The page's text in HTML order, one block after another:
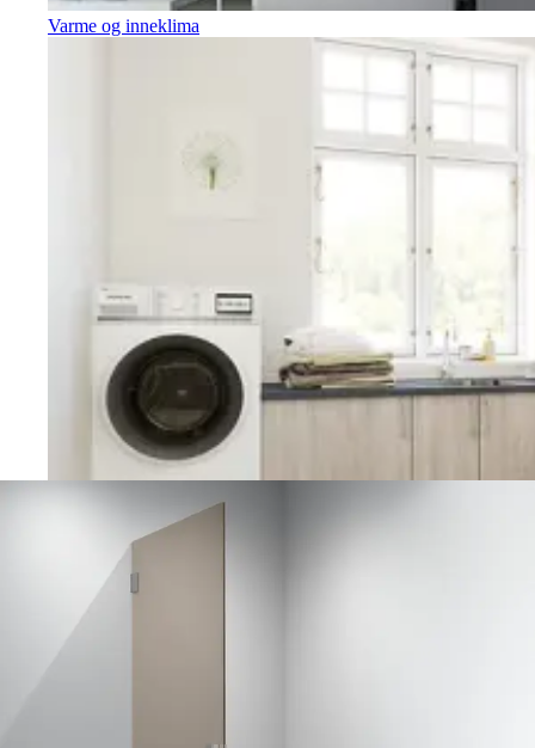
Varme og inneklima